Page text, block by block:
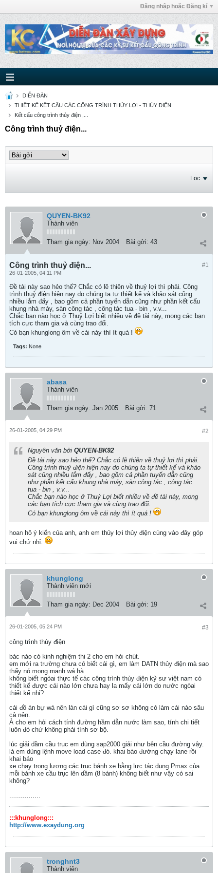
Đăng nhập hoặc Đăng kí
DIỄN ĐÀN
THIẾT KẾ KẾT CẤU CÁC CÔNG TRÌNH THỦY LỢI - THỦY ĐIỆN
Kết cấu công trình thủy điện ,...
Công trình thuỷ điện...
Lọc
QUYEN-BK92
Thành viên
Tham gia ngày: Nov 2004 Bài gởi: 43
#1
Công trình thuỷ điện...
26-01-2005, 04:11 PM
Đề tài này sao hẻo thế? Chắc có lẽ thiên về thuỷ lợi thì phải. Công
trình thuỷ điện hiện nay do chúng ta tự thiết kế và khảo sát cũng
nhiều lắm đấy , bao gồm cả phần tuyến dẫn cũng như phần kết cấu
khung nhà máy, sàn công tác , công tác tua - bin , v.v...
Chắc bạn nào học ở Thuỷ Lợi biết nhiều về đề tài này, mong các bạn
tích cực tham gia và cùng trao đổi.
Có bạn khunglong ôm về cái này thì ít quá !
Tags: None
abasa
Thành viên
Tham gia ngày: Jan 2005 Bài gởi: 71
#2
26-01-2005, 04:29 PM
Nguyên văn bởi QUYEN-BK92
Đề tài này sao hẻo thế? Chắc có lẽ thiên về thuỷ lợi thì phải.
Công trình thuỷ điện hiện nay do chúng ta tự thiết kế và khảo
sát cũng nhiều lắm đấy , bao gồm cả phần tuyến dẫn cũng
như phần kết cấu khung nhà máy, sàn công tác , công tác
tua - bin , v.v...
Chắc bạn nào học ở Thuỷ Lợi biết nhiều về đề tài này, mong
các bạn tích cực tham gia và cùng trao đổi.
Có bạn khunglong ôm về cái này thì ít quá !
hoan hô ý kiến của anh, anh em thủy lợi thủy điện cùng vào đây góp
vui chứ nhỉ.
khunglong
Thành viên mới
Tham gia ngày: Dec 2004 Bài gởi: 19
#3
26-01-2005, 05:24 PM
công trình thủy điện
bác nào có kinh nghiệm thi 2 cho em hỏi chút.
em mới ra trường chưa có biết cái gì, em làm DATN thủy điện mà sao
thấy nó mong manh wá hà.
không biết ngòai thực tế các công trình thủy điện kỹ sư việt nam có
thiết kế được cái nào lớn chưa hay la mấy cái lớn do nước ngòai
thiết kế nhỉ?
cái đồ án bự wá nên làn cái gì cũng sơ sơ không có làm cái nào sâu
cả nên.
À cho em hỏi cách tính đường hầm dẫn nước làm sao, tính chi tiết
luôn đó chứ không phải tính sơ bộ.
lúc giải dầm cầu trục em dùng sap2000 giải như bên cầu đường vậy.
là em dùng lệnh move load case đó. khai báo đường chạy lane rồi
khai báo
xe chạy trọng lượng các trục bánh xe bằng lực tác dụng Pmax của
mỗi bánh xe cầu trục lên dầm (8 bánh) không biết như vậy có sai
không?
................
:::khunglong:::
http://www.exaydung.org
tronghnt3
Thành viên